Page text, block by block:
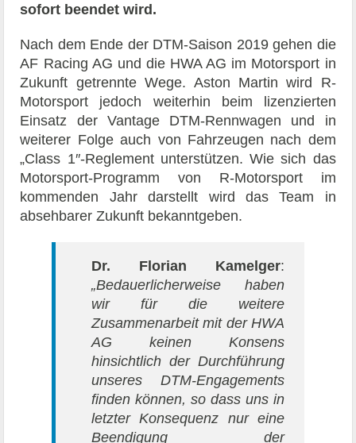
sofort beendet wird.
Nach dem Ende der DTM-Saison 2019 gehen die
AF Racing AG und die HWA AG im Motorsport in
Zukunft getrennte Wege. Aston Martin wird R-
Motorsport jedoch weiterhin beim lizenzierten
Einsatz der Vantage DTM-Rennwagen und in
weiterer Folge auch von Fahrzeugen nach dem
„Class 1″-Reglement unterstützen. Wie sich das
Motorsport-Programm von R-Motorsport im
kommenden Jahr darstellt wird das Team in
absehbarer Zukunft bekanntgeben.
Dr. Florian Kamelger:
„Bedauerlicherweise haben
wir für die weitere
Zusammenarbeit mit der HWA
AG keinen Konsens
hinsichtlich der Durchführung
unseres DTM-Engagements
finden können, so dass uns in
letzter Konsequenz nur eine
Beendigung der